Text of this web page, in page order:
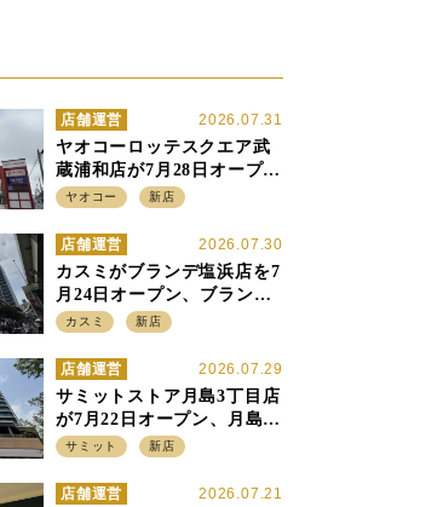
2026.07.31
店舗運営
ヤオコーロッテスクエア武
蔵浦和店が7月28日オープ
ン、至近の惣菜繁盛店・武
すみ分け
ヤオコー 新店
2026.07.30
店舗運営
カスミがブランデ塩浜店を7
月24日オープン、ブランデ5
店目は生鮮、デリカ強化の
入れ
カスミ 新店
2026.07.29
店舗運営
サミットストア月島3丁目店
が7月22日オープン、月島の
58階建てタワーマンション1
を出店
サミット 新店
2026.07.21
店舗運営